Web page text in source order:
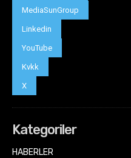
MediaSunGroup
Linkedin
YouTube
Kvkk
X
Kategoriler
HABERLER